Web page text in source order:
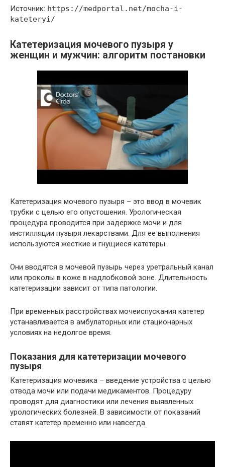
Источник: https://medportal.net/mocha-i-
kateteryi/
Катетеризация мочевого пузыря у
женщин и мужчин: алгоритм постановки
Катетеризация мочевого пузыря – это ввод в мочевик
трубки с целью его опустошения. Урологическая
процедура проводится при задержке мочи и для
инстилляции пузыря лекарствами. Для ее выполнения
используются жесткие и гнущиеся катетеры.
Они вводятся в мочевой пузырь через уретральный канал
или проколы в коже в надлобковой зоне. Длительность
катетеризации зависит от типа патологии.
При временных расстройствах мочеиспускания катетер
устанавливается в амбулаторных или стационарных
условиях на недолгое время.
Показания для катетеризации мочевого
пузыря
Катетеризация мочевика – введение устройства с целью
отвода мочи или подачи медикаментов. Процедуру
проводят для диагностики или лечения выявленных
урологических болезней. В зависимости от показаний
ставят катетер временно или навсегда.